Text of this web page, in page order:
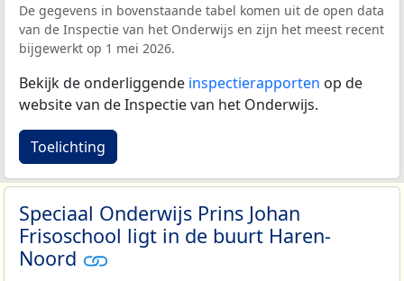
De gegevens in bovenstaande tabel komen uit de open data
van de Inspectie van het Onderwijs en zijn het meest recent
bijgewerkt op 1 mei 2026.
Bekijk de onderliggende inspectierapporten op de
website van de Inspectie van het Onderwijs.
Toelichting
Speciaal Onderwijs Prins Johan
Frisoschool ligt in de buurt Haren-
Noord